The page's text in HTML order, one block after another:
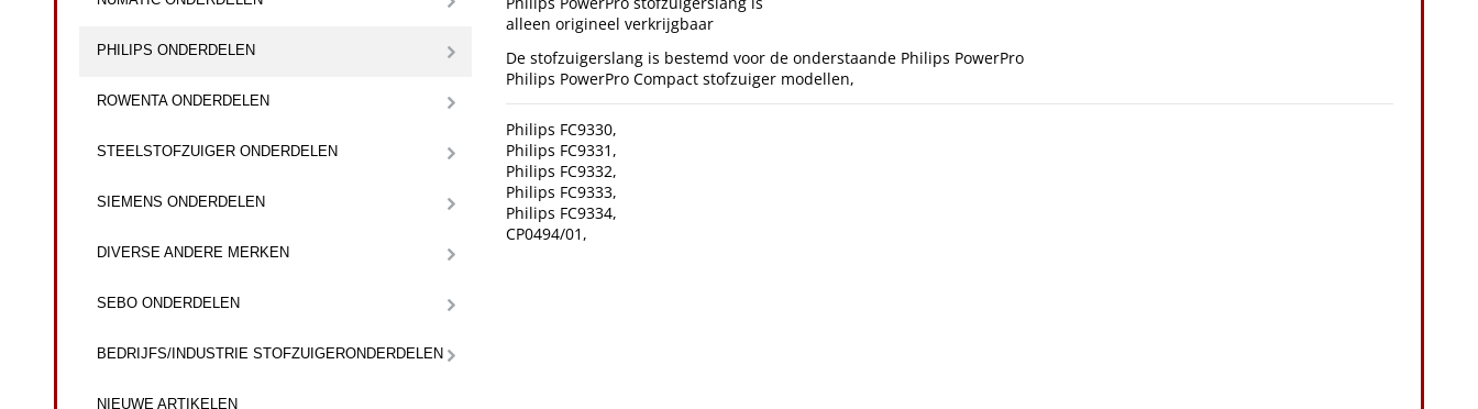
PHILIPS ONDERDELEN
ROWENTA ONDERDELEN
STEELSTOFZUIGER ONDERDELEN
SIEMENS ONDERDELEN
DIVERSE ANDERE MERKEN
SEBO ONDERDELEN
BEDRIJFS/INDUSTRIE STOFZUIGERONDERDELEN
NIEUWE ARTIKELEN
alleen origineel verkrijgbaar
De stofzuigerslang is bestemd voor de onderstaande Philips PowerPro
Philips PowerPro Compact stofzuiger modellen,
Philips FC9330,
Philips FC9331,
Philips FC9332,
Philips FC9333,
Philips FC9334,
CP0494/01,